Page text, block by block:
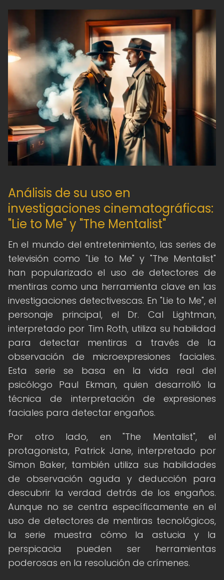
Análisis de su uso en
investigaciones cinematográficas:
"Lie to Me" y "The Mentalist"
En el mundo del entretenimiento, las series de
televisión como "Lie to Me" y "The Mentalist"
han popularizado el uso de detectores de
mentiras como una herramienta clave en las
investigaciones detectivescas. En "Lie to Me", el
personaje principal, el Dr. Cal Lightman,
interpretado por Tim Roth, utiliza su habilidad
para detectar mentiras a través de la
observación de microexpresiones faciales.
Esta serie se basa en la vida real del
psicólogo Paul Ekman, quien desarrolló la
técnica de interpretación de expresiones
faciales para detectar engaños.
Por otro lado, en "The Mentalist", el
protagonista, Patrick Jane, interpretado por
Simon Baker, también utiliza sus habilidades
de observación aguda y deducción para
descubrir la verdad detrás de los engaños.
Aunque no se centra específicamente en el
uso de detectores de mentiras tecnológicos,
la serie muestra cómo la astucia y la
perspicacia pueden ser herramientas
poderosas en la resolución de crímenes.